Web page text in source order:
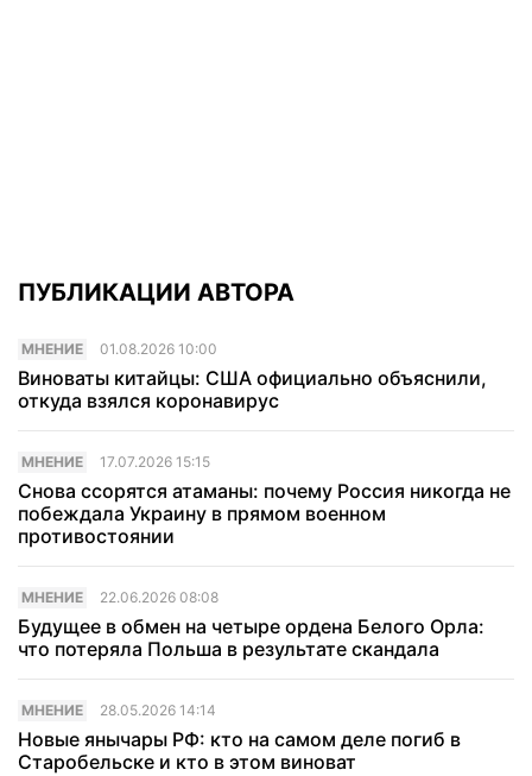
ПУБЛИКАЦИИ АВТОРА
МНЕНИЕ 01.08.2026 10:00
Виноваты китайцы: США официально объяснили,
откуда взялся коронавирус
МНЕНИЕ 17.07.2026 15:15
Снова ссорятся атаманы: почему Россия никогда не
побеждала Украину в прямом военном
противостоянии
МНЕНИЕ 22.06.2026 08:08
Будущее в обмен на четыре ордена Белого Орла:
что потеряла Польша в результате скандала
МНЕНИЕ 28.05.2026 14:14
Новые янычары РФ: кто на самом деле погиб в
Старобельске и кто в этом виноват